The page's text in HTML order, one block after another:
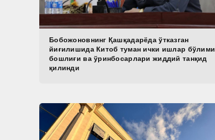
Бобожоновнинг Қашқадарёда ўтказган
йиғилишида Китоб туман ички ишлар бўлими
бошлиғи ва ўринбосарлари жиддий танқид
қилинди